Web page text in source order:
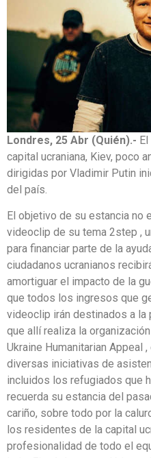
Londres, 25 Abr (Quién).-
capital ucraniana, Kiev, poco
dirigidas por Vladimir Putin
del país.
El objetivo de su estancia no
videoclip de su tema 2step ,
para financiar parte de la
ciudadanos ucranianos
amortiguar el impacto de la
que todos los ingresos que
videoclip irán destinados a
que allí realiza la
Ukraine Humanitarian Appeal
diversas iniciativas de
incluidos los refugiados que
recuerda su estancia del
cariño, sobre todo por la
los residentes de la capital
profesionalidad de todo el